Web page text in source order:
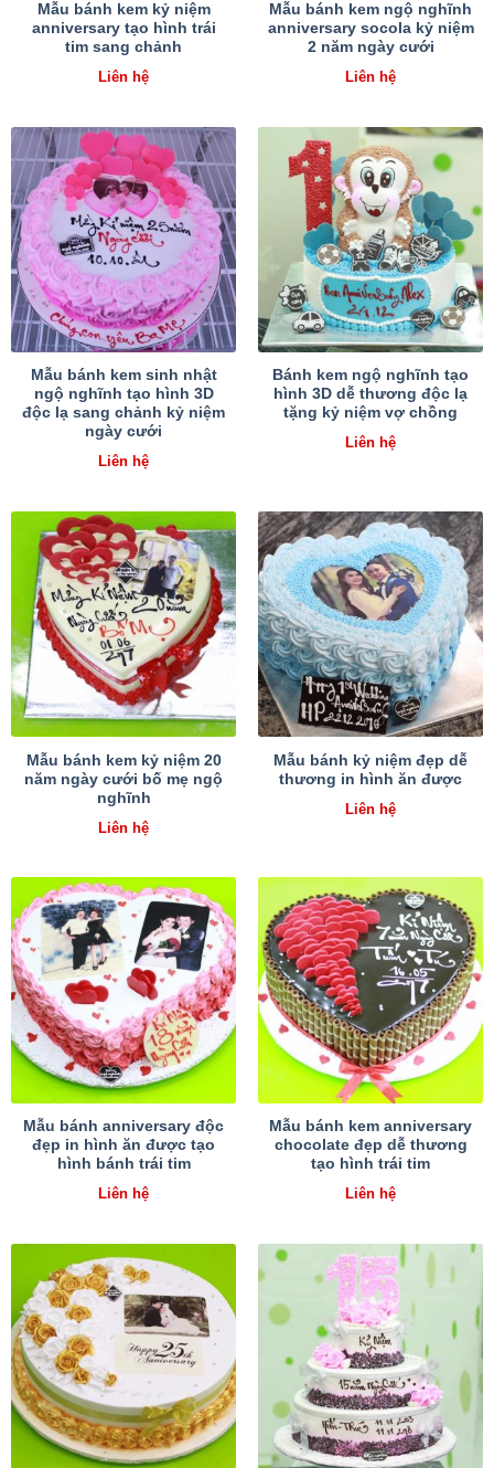
Mẫu bánh kem kỷ niệm
anniversary tạo hình trái
tim sang chảnh
Liên hệ
Mẫu bánh kem ngộ nghĩnh
anniversary socola kỷ niệm
2 năm ngày cưới
Liên hệ
Mẫu bánh kem sinh nhật
ngộ nghĩnh tạo hình 3D
độc lạ sang chảnh kỷ niệm
ngày cưới
Liên hệ
Bánh kem ngộ nghĩnh tạo
hình 3D dễ thương độc lạ
tặng kỷ niệm vợ chồng
Liên hệ
Mẫu bánh kem kỷ niệm 20
năm ngày cưới bố mẹ ngộ
nghĩnh
Liên hệ
Mẫu bánh kỷ niệm đẹp dễ
thương in hình ăn được
Liên hệ
Mẫu bánh anniversary độc
đẹp in hình ăn được tạo
hình bánh trái tim
Liên hệ
Mẫu bánh kem anniversary
chocolate đẹp dễ thương
tạo hình trái tim
Liên hệ